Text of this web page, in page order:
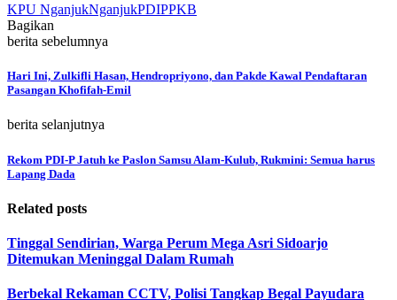
KPU NganjukNganjukPDIPPKB
Bagikan
berita sebelumnya
Hari Ini, Zulkifli Hasan, Hendropriyono, dan Pakde Kawal Pendaftaran
Pasangan Khofifah-Emil
berita selanjutnya
Rekom PDI-P Jatuh ke Paslon Samsu Alam-Kulub, Rukmini: Semua harus
Lapang Dada
Related posts
Tinggal Sendirian, Warga Perum Mega Asri Sidoarjo
Ditemukan Meninggal Dalam Rumah
Berbekal Rekaman CCTV, Polisi Tangkap Begal Payudara